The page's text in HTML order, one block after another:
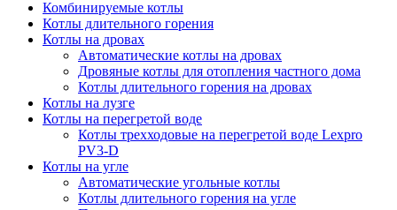
Комбинируемые котлы
Котлы длительного горения
Котлы на дровах
Автоматические котлы на дровах
Дровяные котлы для отопления частного дома
Котлы длительного горения на дровах
Котлы на лузге
Котлы на перегретой воде
Котлы трехходовые на перегретой воде Lexpro
PV3-D
Котлы на угле
Автоматические угольные котлы
Котлы длительного горения на угле